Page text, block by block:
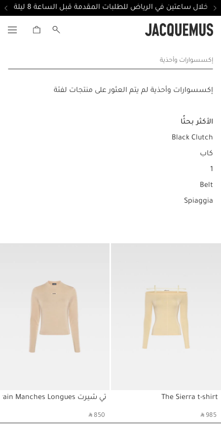
خلال ساعتين في الرياض للطلبات المقدمة قبل الساعة 8 ليلة
إكسسوارات وأحذية
إكسسوارات وأحذية لم يتم العثور على منتجات لفئة
الأكثر بحثًا
Black Clutch
كاب
1
Belt
Spiaggia
The Sierra t-shirt
حسابي
‎ ⃁ 985 ‎
تي شيرت Le T-Shirt Gros Grain Manches Longues
حسابي
‎ ⃁ 850 ‎